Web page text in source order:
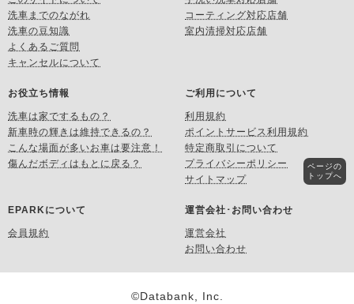
洗車までのながれ
洗車の豆知識
よくあるご質問
キャンセルについて
コーティング対応店舗
室内清掃対応店舗
お役立ち情報
洗車は家でするもの？
新車時の輝きは維持できるの？
こんな場面が多いお車は要注意！
傷んだボディはもとに戻る？
ご利用について
利用規約
ポイントサービス利用規約
特定商取引について
プライバシーポリシー
サイトマップ
EPARKについて
会員規約
運営会社･お問い合わせ
運営会社
お問い合わせ
©Databank, Inc.
ページの
トップへ